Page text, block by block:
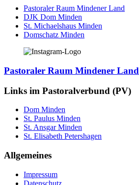
Pastoraler Raum Mindener Land
DJK Dom Minden
St. Michaelshaus Minden
Domschatz Minden
Pastoraler Raum Mindener Land
Links im Pastoralverbund (PV)
Dom Minden
St. Paulus Minden
St. Ansgar Minden
St. Elisabeth Petershagen
Allgemeines
Impressum
Datenschutz